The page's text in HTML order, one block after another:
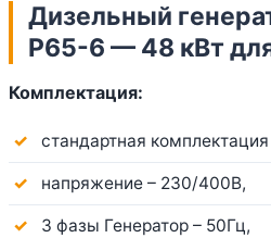
Дизельный
P65-6 — 48 кВт
Комплектация:
стандартная
напряжение – 230/400В,
3 фазы Генератор – 50Гц,